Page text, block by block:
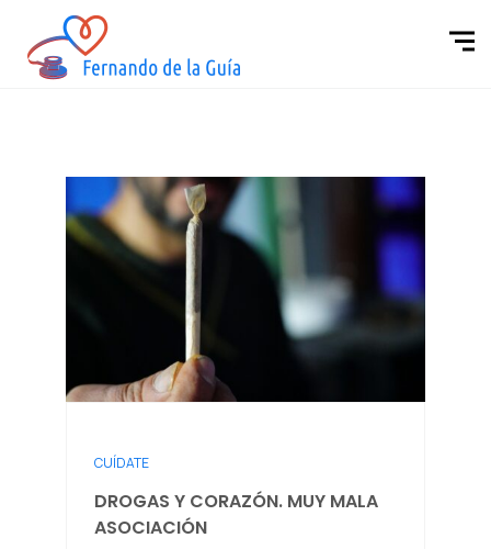
CUÍDATE
DROGAS Y CORAZÓN. MUY MALA
ASOCIACIÓN